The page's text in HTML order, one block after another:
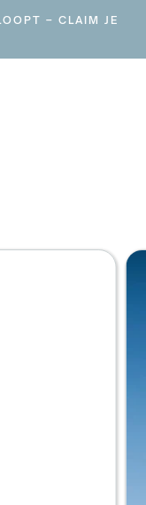
– CLAIM JE